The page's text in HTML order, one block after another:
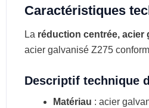
Caractéristiques
La réduction centrée, acier
acier galvanisé Z275
Descriptif technique
Matériau : acier